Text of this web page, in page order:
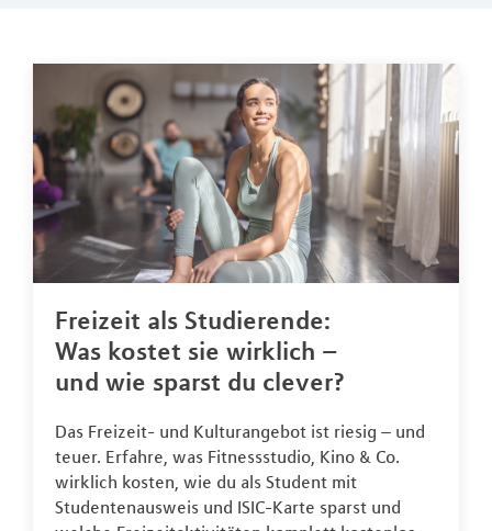
Freizeit als Studierende:
Was kostet sie wirklich –
und wie sparst du clever?
Das Freizeit- und Kulturangebot ist riesig – und
teuer. Erfahre, was Fitnessstudio, Kino & Co.
wirklich kosten, wie du als Student mit
Studentenausweis und ISIC-Karte sparst und